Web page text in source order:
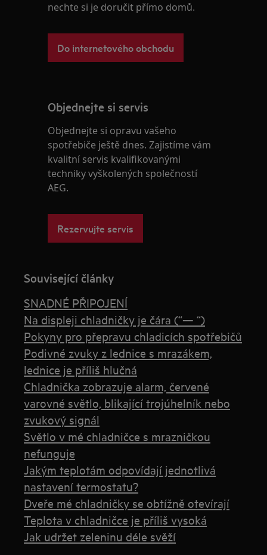
nechte si je doručit přímo domů.
Do internetového obchodu
Objednejte si servis
Objednejte si opravu vašeho
spotřebiče ještě dnes. Zajistíme vám
kvalitní servis kvalifikovanými
techniky vyškolených společností
AEG.
Rezervujte servis
Související články
SNADNÉ PŘIPOJENÍ
Na displeji chladničky je čára (“— “)
Pokyny pro přepravu chladicích spotřebičů
Podivné zvuky z lednice s mrazákem,
lednice je příliš hlučná
Chladnička zobrazuje alarm, červené
varovné světlo, blikající trojúhelník nebo
zvukový signál
Světlo v mé chladničce s mrazničkou
nefunguje
Jakým teplotám odpovídají jednotlivá
nastavení termostatu?
Dveře mé chladničky se obtížně otevírají
Teplota v chladničce je příliš vysoká
Jak udržet zeleninu déle svěží